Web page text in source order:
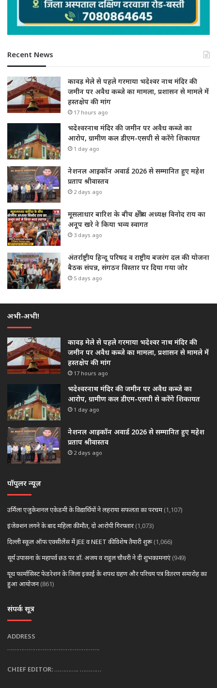
Recent News
कावड़ मेले से पहले गरमाया भदेश्वर नाथ मंदिर की
जमीन पर अवैध कब्जे का मामला, प्रशासन से मामले में
हस्तक्षेप की मांग
17 hours ago
भदेश्वरनाथ मंदिर की जमीन पर अवैध कब्जे का
आरोप, ग्रामीण कल डीएम-एसपी से करेंगे शिकायत
1 day ago
नेशनल आइकॉन अवार्ड 2026 से सम्मानित हुए महेश
प्रताप श्रीवास्तव
2 days ago
मूसलाधार बारिश के बीच क्षेत्रीय अध्यक्ष विनोद राय का
अनूप खरे ने किया भव्य स्वागत
3 days ago
अंतर्राष्ट्रीय हिन्दू परिषद व राष्ट्रीय बजरंग दल की योजना
बैठक संपन्न, संगठन विस्तार पर दिया गया जोर
5 days ago
अभी-अभी!
कावड़ मेले से पहले गरमाया भदेश्वर नाथ मंदिर की
जमीन पर अवैध कब्जे का मामला, प्रशासन से मामले में
हस्तक्षेप की मांग
17 hours ago
भदेश्वरनाथ मंदिर की जमीन पर अवैध कब्जे का
आरोप, ग्रामीण कल डीएम-एसपी से करेंगे शिकायत
1 day ago
नेशनल आइकॉन अवार्ड 2026 से सम्मानित हुए महेश
प्रताप श्रीवास्तव
2 days ago
पॉपुलर न्यूज़
उर्मिला एजुकेशनल एकेडमी के विद्यार्थियों ने लहराया सफलता का परचम (1,107)
इंजेक्शन लगने के बाद महिला की मौत, दो आरोपी गिरफ्तार (1,073)
दिल्ली स्कूल ऑफ एक्सीलेंस में JEE व NEET की विशेष तैयारी शुरू (1,066)
सूर्य उपासना के महापर्व छठ पर डॉ. अजय व राहुल चौधरी ने दी शुभकामनाएं (949)
यूथ फार्मासिस्ट फेडरेशन के जिला इकाई के शपथ ग्रहण और परिचय पत्र वितरण समारोह का
हुआ आयोजन (861)
संपर्क सूत्र
ADDRESS
…………………………………………….
CHIEF EDITOR: ………….. …………